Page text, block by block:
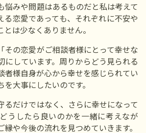
悩みや問題はあるものだと私は考えて
る恋愛であっても、それぞれに不安や
は少なくありません。
その恋愛がご相談者様にとって幸せな
にしています。周りからどう見られる
者様自身が心から幸せを感じられてい
大事にしたいのです。
るだけではなく、さらに幸せになって
うしたら良いのかを一緒に考えなが
や今後の流れを見つめていきます。